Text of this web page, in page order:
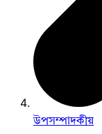
উপসম্পাদকীয়